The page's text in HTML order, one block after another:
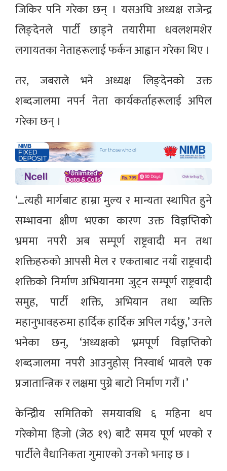
जिकिर पनि गरेका छन् । यसअघि अध्यक्ष राजेन्द्र
लिङ्देनले पार्टी छाड्ने तयारीमा धवलशमशेर
लगायतका नेताहरूलाई फर्कन आह्वान गरेका थिए ।
तर, जबराले भने अध्यक्ष लिङ्देनको उक्त
शब्दजालमा नपर्न नेता कार्यकर्ताहरूलाई अपिल
गरेका छन् ।
‘…त्यही मार्गबाट हाम्रा मुल्य र मान्यता स्थापित हुने
सम्भावना क्षीण भएका कारण उक्त विज्ञप्तिको
भ्रममा नपरी अब सम्पूर्ण राष्ट्रवादी मन तथा
शक्तिहरुको आपसी मेल र एकताबाट नयाँ राष्ट्रवादी
शक्तिको निर्माण अभियानमा जुट्न सम्पूर्ण राष्ट्रवादी
समुह, पार्टी शक्ति, अभियान तथा व्यक्ति
महानुभावहरुमा हार्दिक हार्दिक अपिल गर्दछु,’ उनले
भनेका छन्, ‘अध्यक्षको भ्रमपूर्ण विज्ञप्तिको
शब्दजालमा नपरी आउनुहोस् निस्वार्थ भावले एक
प्रजातान्त्रिक र लक्षमा पुग्ने बाटो निर्माण गरौं ।’
केन्द्रिीय समितिको समयावधि ६ महिना थप
गरेकोमा हिजो (जेठ १९) बाटै समय पूर्ण भएको र
पार्टीले वैधानिकता गुमाएको उनको भनाइ छ ।